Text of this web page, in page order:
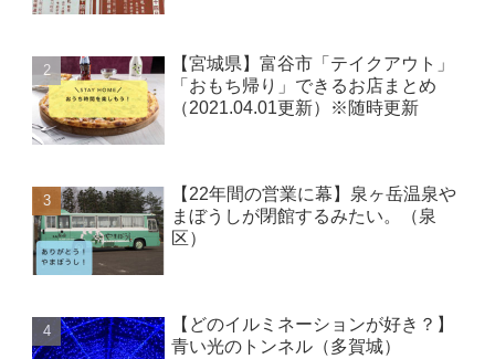
【宮城県】富谷市「テイクアウト」
「おもち帰り」できるお店まとめ
（2021.04.01更新）※随時更新
【22年間の営業に幕】泉ヶ岳温泉や
まぼうしが閉館するみたい。（泉
区）
【どのイルミネーションが好き？】
青い光のトンネル（多賀城）